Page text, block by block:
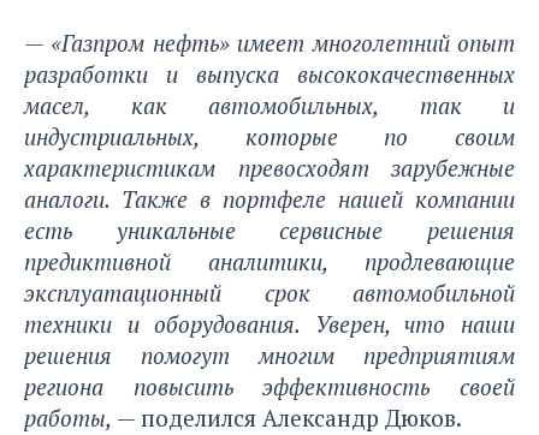
— «Газпром нефть» имеет многолетний опыт
разработки и выпуска высококачественных
масел, как автомобильных, так и
индустриальных, которые по своим
характеристикам превосходят зарубежные
аналоги. Также в портфеле нашей компании
есть уникальные сервисные решения
предиктивной аналитики, продлевающие
эксплуатационный срок автомобильной
техники и оборудования. Уверен, что наши
решения помогут многим предприятиям
региона повысить эффективность своей
работы, — поделился Александр Дюков.